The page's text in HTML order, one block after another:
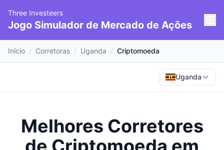
Three Investeers
Jogo Simulador de Mercado de Ações
Início / Corretoras / Uganda / Criptomoeda
Uganda
Melhores Corretores